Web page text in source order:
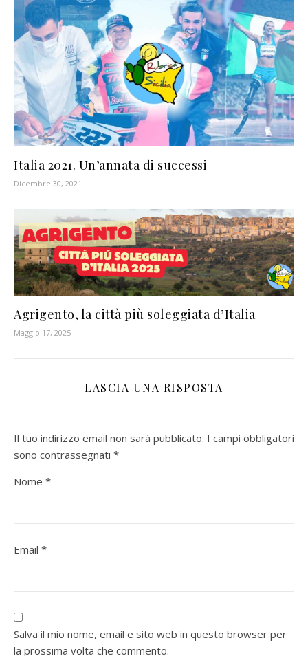
Italia 2021. Un’annata di successi
Dicembre 30, 2021
Agrigento, la città più soleggiata d’Italia
Maggio 17, 2025
LASCIA UNA RISPOSTA
Il tuo indirizzo email non sarà pubblicato. I campi obbligatori
sono contrassegnati *
Nome *
Email *
Salva il mio nome, email e sito web in questo browser per
la prossima volta che commento.